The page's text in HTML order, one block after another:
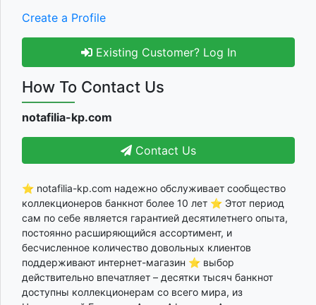
Create a Profile
Existing Customer? Log In
How To Contact Us
notafilia-kp.com
Contact Us
⭐ notafilia-kp.com надежно обслуживает сообщество
коллекционеров банкнот более 10 лет ⭐ Этот период
сам по себе является гарантией десятилетнего опыта,
постоянно расширяющийся ассортимент, и
бесчисленное количество довольных клиентов
поддерживают интернет-магазин ⭐ выбор
действительно впечатляет – десятки тысяч банкнот
доступны коллекционерам со всего мира, из